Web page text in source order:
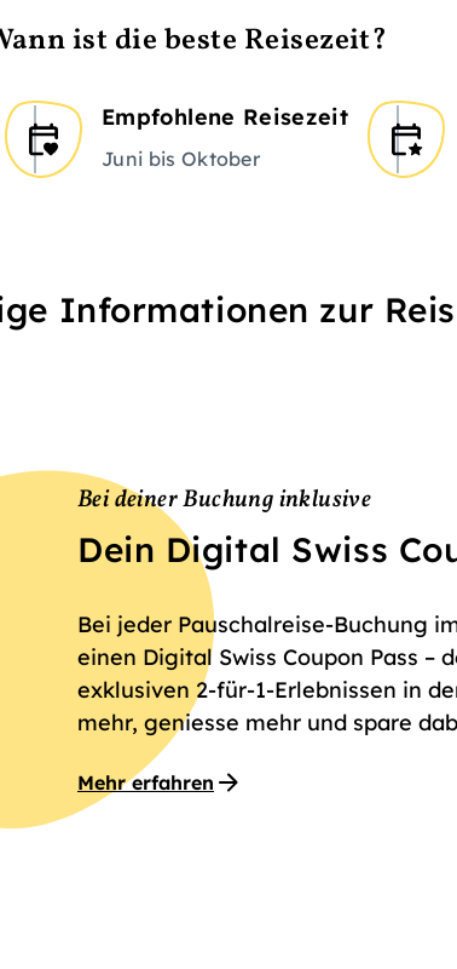
ist die beste Reisezeit?
Empfohlene Reisezeit
Juni bis Oktober
Informationen zur
Bei deiner Buchung inklusive
Dein Digital Swiss
Bei jeder Pauschalreise-Buchung
einen Digital Swiss Coupon Pass –
exklusiven 2-für-1-Erlebnissen in
mehr, geniesse mehr und spare
Mehr erfahren